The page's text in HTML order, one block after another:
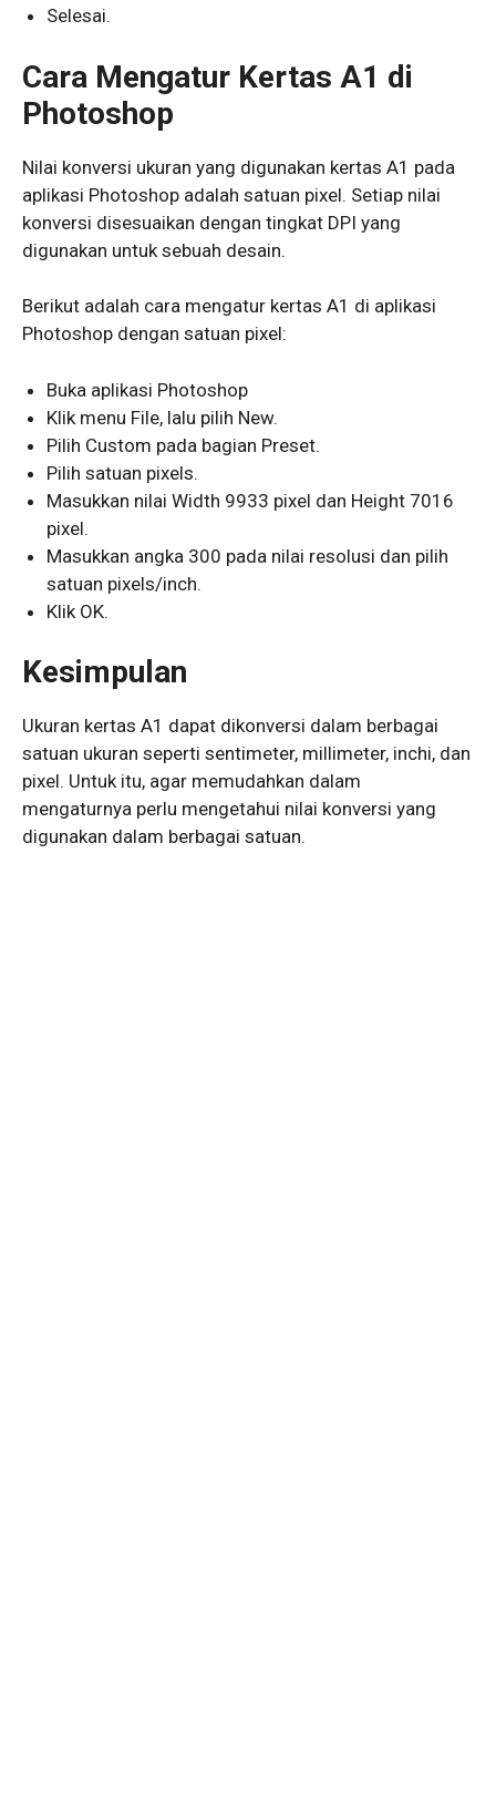
Selesai.
Cara Mengatur Kertas A1 di
Photoshop
Nilai konversi ukuran yang digunakan kertas A1 pada
aplikasi Photoshop adalah satuan pixel. Setiap nilai
konversi disesuaikan dengan tingkat DPI yang
digunakan untuk sebuah desain.
Berikut adalah cara mengatur kertas A1 di aplikasi
Photoshop dengan satuan pixel:
Buka aplikasi Photoshop
Klik menu File, lalu pilih New.
Pilih Custom pada bagian Preset.
Pilih satuan pixels.
Masukkan nilai Width 9933 pixel dan Height 7016
pixel.
Masukkan angka 300 pada nilai resolusi dan pilih
satuan pixels/inch.
Klik OK.
Kesimpulan
Ukuran kertas A1 dapat dikonversi dalam berbagai
satuan ukuran seperti sentimeter, millimeter, inchi, dan
pixel. Untuk itu, agar memudahkan dalam
mengaturnya perlu mengetahui nilai konversi yang
digunakan dalam berbagai satuan.